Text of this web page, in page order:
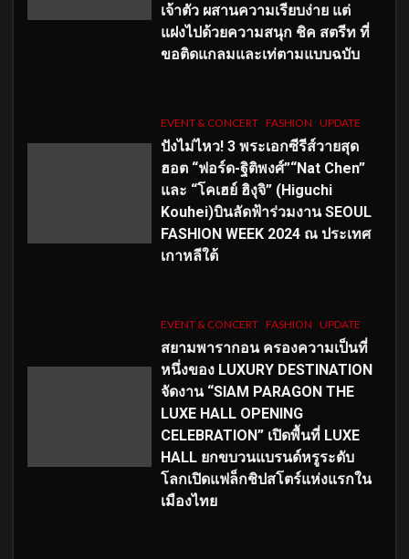
เจ้าตัว ผสานความเรียบง่าย แต่
แฝงไปด้วยความสนุก ชิค สตรีท ที่
ขอติดแกลมและเท่ตามแบบฉบับ
EVENT & CONCERT FASHION UPDATE
ปังไม่ไหว! 3 พระเอกซีรีส์วายสุด
ฮอต “ฟอร์ด-ฐิติพงศ์”“Nat Chen”
และ “โคเฮย์ ฮิงุจิ” (Higuchi
Kouhei)บินลัดฟ้าร่วมงาน SEOUL
FASHION WEEK 2024 ณ ประเทศ
เกาหลีใต้
EVENT & CONCERT FASHION UPDATE
สยามพารากอน ครองความเป็นที่
หนึ่งของ LUXURY DESTINATION
จัดงาน “SIAM PARAGON THE
LUXE HALL OPENING
CELEBRATION” เปิดพื้นที่ LUXE
HALL ยกขบวนแบรนด์หรูระดับ
โลกเปิดแฟล็กชิปสโตร์แห่งแรกใน
เมืองไทย